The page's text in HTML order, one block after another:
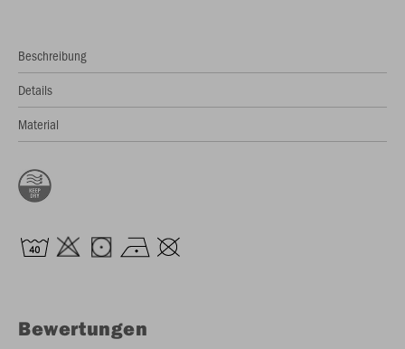
Beschreibung
Details
Material
Bewertungen